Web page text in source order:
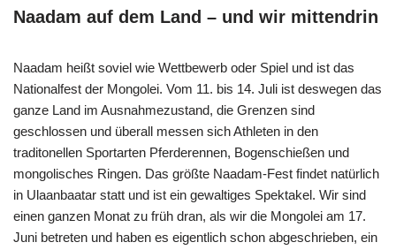
Naadam auf dem Land – und wir mittendrin
Naadam heißt soviel wie Wettbewerb oder Spiel und ist das
Nationalfest der Mongolei. Vom 11. bis 14. Juli ist deswegen das
ganze Land im Ausnahmezustand, die Grenzen sind
geschlossen und überall messen sich Athleten in den
traditonellen Sportarten Pferderennen, Bogenschießen und
mongolisches Ringen. Das größte Naadam-Fest findet natürlich
in Ulaanbaatar statt und ist ein gewaltiges Spektakel. Wir sind
einen ganzen Monat zu früh dran, als wir die Mongolei am 17.
Juni betreten und haben es eigentlich schon abgeschrieben, ein